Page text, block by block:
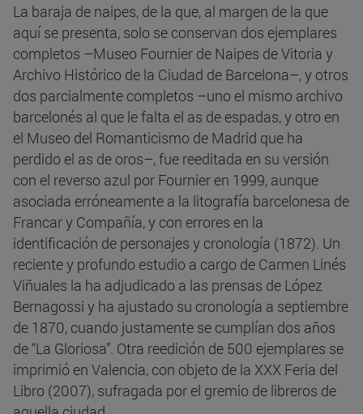
La baraja de naipes, de la que, al margen de la que
aquí se presenta, solo se conservan dos ejemplares
completos –Museo Fournier de Naipes de Vitoria y
Archivo Histórico de la Ciudad de Barcelona–, y otros
dos parcialmente completos –uno el mismo archivo
barcelonés al que le falta el as de espadas, y otro en
el Museo del Romanticismo de Madrid que ha
perdido el as de oros–, fue reeditada en su versión
con el reverso azul por Fournier en 1999, aunque
asociada erróneamente a la litografía barcelonesa de
Francar y Compañía, y con errores en la
identificación de personajes y cronología (1872). Un
reciente y profundo estudio a cargo de Carmen Linés
Viñuales la ha adjudicado a las prensas de López
Bernagossi y ha ajustado su cronología a septiembre
de 1870, cuando justamente se cumplían dos años
de “La Gloriosa”. Otra reedición de 500 ejemplares se
imprimió en Valencia, con objeto de la XXX Feria del
Libro (2007), sufragada por el gremio de libreros de